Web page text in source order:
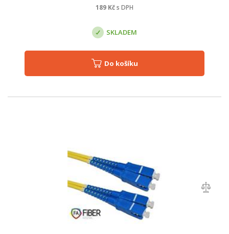
189 Kčs DPH
SKLADEM
Do košíku